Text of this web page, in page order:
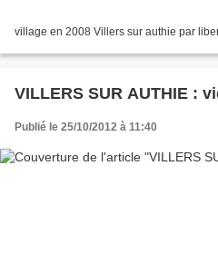
village en 2008 Villers sur authie par
VILLERS SUR AUTHIE :
Publié le 25/10/2012 à 11:40